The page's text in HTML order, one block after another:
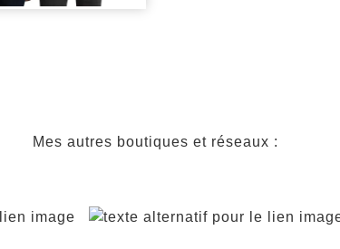
Mes autres boutiques et réseaux :